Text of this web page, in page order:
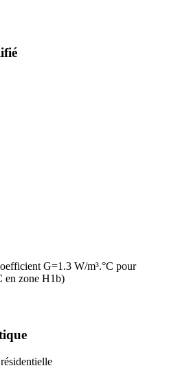
G=1.3 W/m³.°C pour
en zone H1b)